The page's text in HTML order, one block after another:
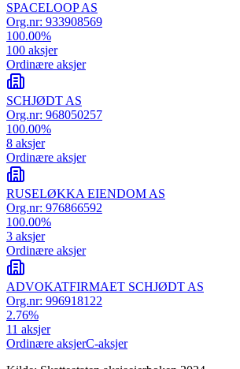
SPACELOOP AS
Org.nr: 933908569
100.00%
100 aksjer
Ordinære aksjer
SCHJØDT AS
Org.nr: 968050257
100.00%
8 aksjer
Ordinære aksjer
RUSELØKKA EIENDOM AS
Org.nr: 976866592
100.00%
3 aksjer
Ordinære aksjer
ADVOKATFIRMAET SCHJØDT AS
Org.nr: 996918122
2.76%
11 aksjer
Ordinære aksjerC-aksjer